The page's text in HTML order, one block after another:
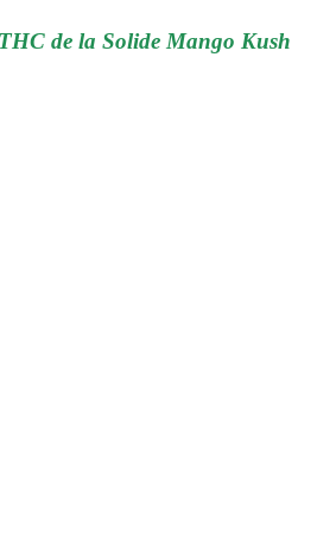
de la Solide Mango Kush